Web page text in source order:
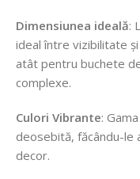
Dimensiunea ideală:
ideal între vizibilitate
atât pentru buchete
complexe.
Culori Vibrante:
deosebită, făcându-le
decor.